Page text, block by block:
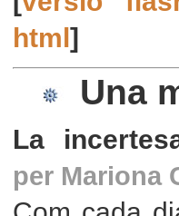
html]
Una
La
per Mariona